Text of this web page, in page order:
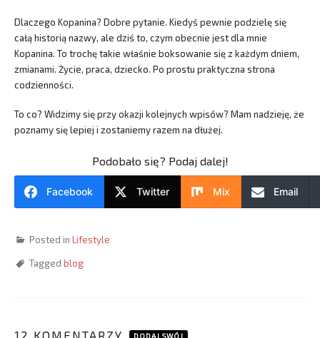
Dlaczego Kopanina? Dobre pytanie. Kiedyś pewnie podzielę się
całą historią nazwy, ale dziś to, czym obecnie jest dla mnie
Kopanina. To trochę takie właśnie boksowanie się z każdym dniem,
zmianami. Życie, praca, dziecko. Po prostu praktyczna strona
codzienności.
To co? Widzimy się przy okazji kolejnych wpisów? Mam nadzieję, że
poznamy się lepiej i zostaniemy razem na dłużej.
Podobało się? Podaj dalej!
Facebook Twitter Mix Email
Posted in Lifestyle
Tagged blog
12 KOMENTARZY DODAJ SWÓJ